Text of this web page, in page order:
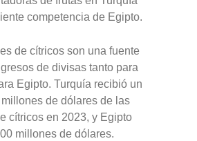
competencia de Egipto.
de cítricos son una fuente
de divisas tanto para
Egipto. Turquía recibió un
de dólares de las
cítricos en 2023, y Egipto
millones de dólares.